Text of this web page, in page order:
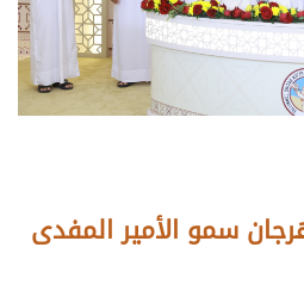
سمو الأمير المفدى